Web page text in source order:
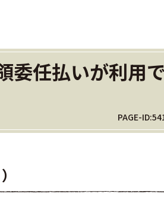
委任払いが利用
PAGE-